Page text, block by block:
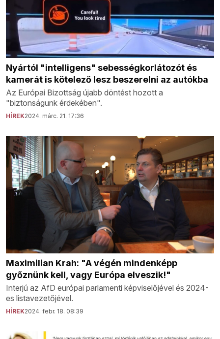
Nyártól "intelligens" sebességkorlátozót és
kamerát is kötelező lesz beszerelni az autókba
Az Európai Bizottság újabb döntést hozott a
"biztonságunk érdekében".
HÍREK2024. márc. 21. 17:36
Maximilian Krah: "A végén mindenképp
győznünk kell, vagy Európa elveszik!"
Interjú az AfD európai parlamenti képviselőjével és 2024-
es listavezetőjével.
HÍREK2024. febr. 18. 08:39